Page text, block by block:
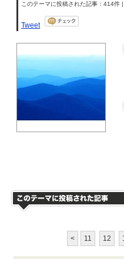
このテーマに投稿された記事：414件
Tweet
< 11 12